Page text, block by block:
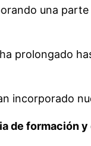
una
prolongado
incorporado
de formación